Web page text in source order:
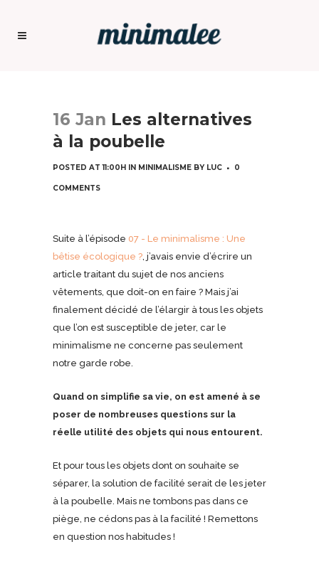
16 Jan Les alternatives
à la poubelle
POSTED AT 11:00H IN MINIMALISME BY LUC 0
COMMENTS
Suite à l’épisode 07 - Le minimalisme : Une
bêtise écologique ?, j’avais envie d’écrire un
article traitant du sujet de nos anciens
vêtements, que doit-on en faire ? Mais j’ai
finalement décidé de l’élargir à tous les objets
que l’on est susceptible de jeter, car le
minimalisme ne concerne pas seulement
notre garde robe.
Quand on simplifie sa vie, on est amené à se
poser de nombreuses questions sur la
réelle utilité des objets qui nous entourent.
Et pour tous les objets dont on souhaite se
séparer, la solution de facilité serait de les jeter
à la poubelle. Mais ne tombons pas dans ce
piège, ne cédons pas à la facilité ! Remettons
en question nos habitudes !